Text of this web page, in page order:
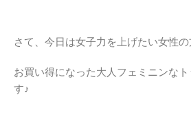
さて、今日は女子力を上げたい女性の
お買い得になった大人フェミニンな
す♪